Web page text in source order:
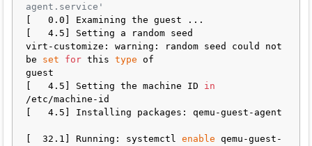
agent.service'
[   0.0] Examining the guest ...
[   4.5] Setting a random seed
virt-customize: warning: random seed could not
be set for this type of
guest
[   4.5] Setting the machine ID in
/etc/machine-id
[   4.5] Installing packages: qemu-guest-agent
[  32.1] Running: systemctl enable qemu-guest-